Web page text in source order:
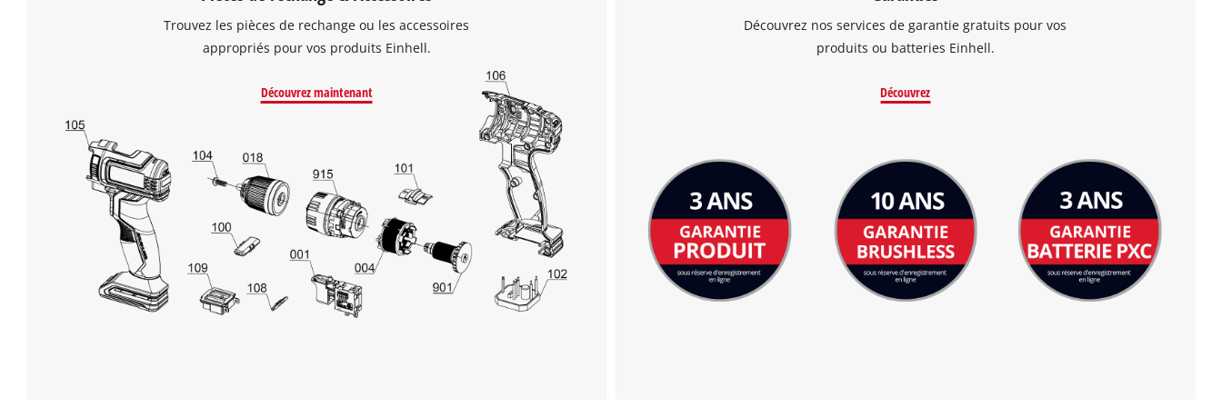
Trouvez les pièces de rechange ou les accessoires
appropriés pour vos produits Einhell.
Découvrez maintenant
Découvrez nos services de garantie gratuits pour vos
produits ou batteries Einhell.
Découvrez